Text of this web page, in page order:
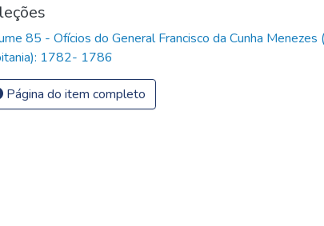
85 - Ofícios do General Francisco da Cunha Menezes
1782- 1786
Página do item completo